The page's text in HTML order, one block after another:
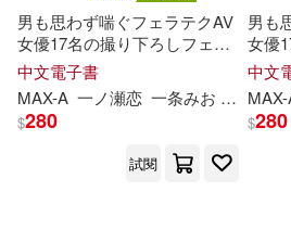
崔鍾雷(67)
Michael A. Putlack(66)
北京師範大學出版社(473)
漢語大詞典出版社(471)
中國友誼出版公司(470)
男も思わず喘ぐフェラテクAV
女優17名の撮り下ろしフェラ
チオ Scene.1 (電子書)
中文電子書
MAX-A 一ノ瀬恋 一条みお 上田紗奈
$280
試閱
男も
女優
チオ
中文
$280